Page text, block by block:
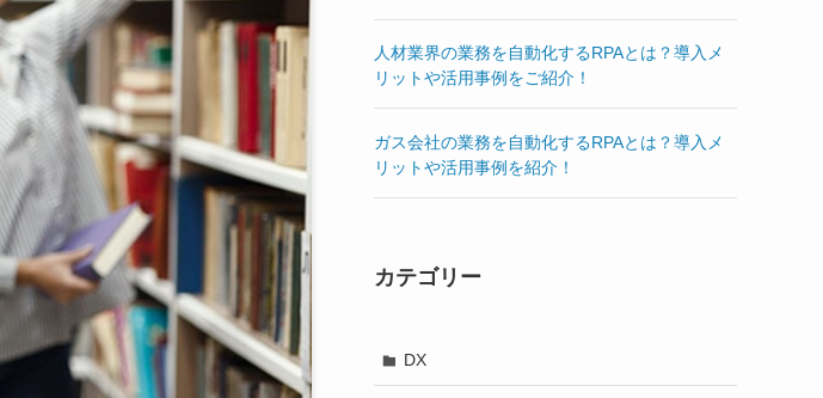
人材業界の業務を自動化するRPAとは？導入メ
リットや活用事例をご紹介！
ガス会社の業務を自動化するRPAとは？導入メ
リットや活用事例を紹介！
カテゴリー
DX